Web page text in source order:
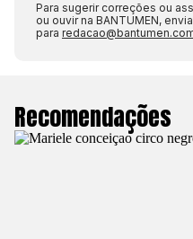
Para sugerir correções ou
ou ouvir na BANTUMEN,
para
Recomendações